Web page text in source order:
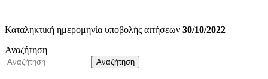
Καταληκτική ημερομηνία υποβολής αιτήσεων 30/10/2022
Αναζήτηση
Αναζήτηση